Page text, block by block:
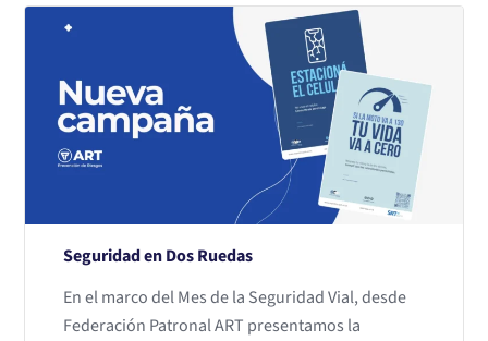
Seguridad en Dos Ruedas
En el marco del Mes de la Seguridad Vial, desde
Federación Patronal ART presentamos la